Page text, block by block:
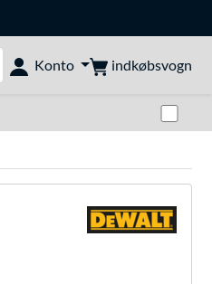
søgning
Konto indkøbsvogn